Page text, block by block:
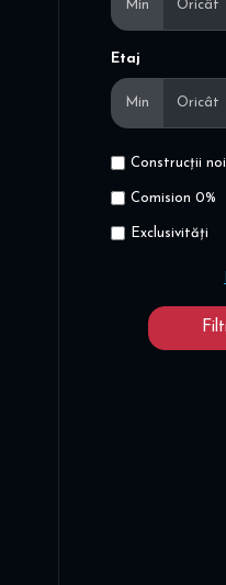
Min
Etaj
Min
Construcții noi
Comision 0%
Exclusivități